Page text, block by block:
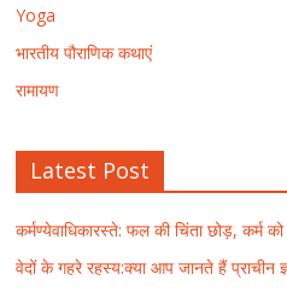
Yoga
भारतीय पौराणिक कथाएं
रामायण
Latest Post
कर्मण्येवाधिकारस्ते: फल की चिंता छोड़, कर्म को
वेदों के गहरे रहस्य:क्या आप जानते हैं प्राचीन